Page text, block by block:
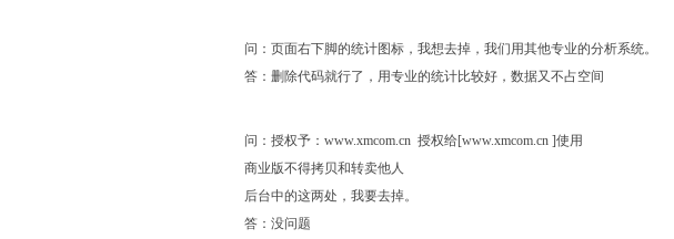
问：页面右下脚的统计图标，我想去掉，我们用其他专业的分析系统。
答：删除代码就行了，用专业的统计比较好，数据又不占空间
问：授权予：www.xmcom.cn 授权给[www.xmcom.cn ]使用
商业版不得拷贝和转卖他人
后台中的这两处，我要去掉。
答：没问题